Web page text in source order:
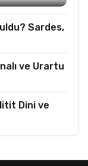
Sardes,
ve Urartu
Dini ve